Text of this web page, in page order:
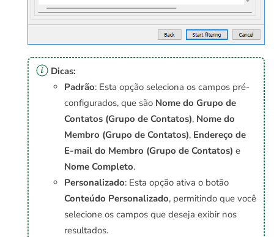
Dicas:
Padrão: Esta opção seleciona os campos pré-
configurados, que são Nome do Grupo de
Contatos (Grupo de Contatos), Nome do
Membro (Grupo de Contatos), Endereço de
E-mail do Membro (Grupo de Contatos) e
Nome Completo.
Personalizado: Esta opção ativa o botão
Conteúdo Personalizado, permitindo que você
selecione os campos que deseja exibir nos
resultados.